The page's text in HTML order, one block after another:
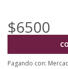
$6500
Pagando con: